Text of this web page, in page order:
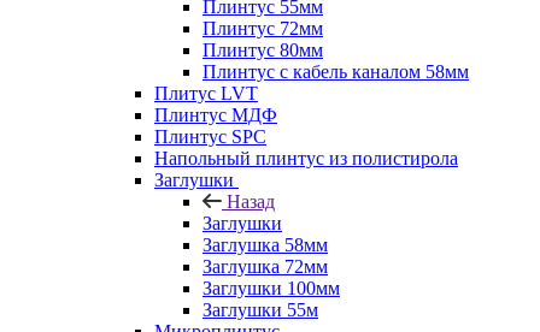
Плинтус 55мм
Плинтус 72мм
Плинтус 80мм
Плинтус с кабель каналом 58мм
Плитус LVT
Плинтус МДФ
Плинтус SPC
Напольный плинтус из полистирола
Заглушки
Назад
Заглушки
Заглушка 58мм
Заглушка 72мм
Заглушки 100мм
Заглушки 55м